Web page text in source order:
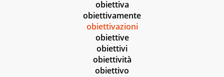
obiettiva
obiettivamente
obiettivazioni
obiettive
obiettivi
obiettività
obiettivo